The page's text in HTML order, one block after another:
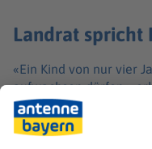
Landrat spricht
«Ein Kind von nur vier
aufwachsen dürfen»,
Anhalt-Bitterfeld, Andy
«Stattdessen
Lücke, die niemals